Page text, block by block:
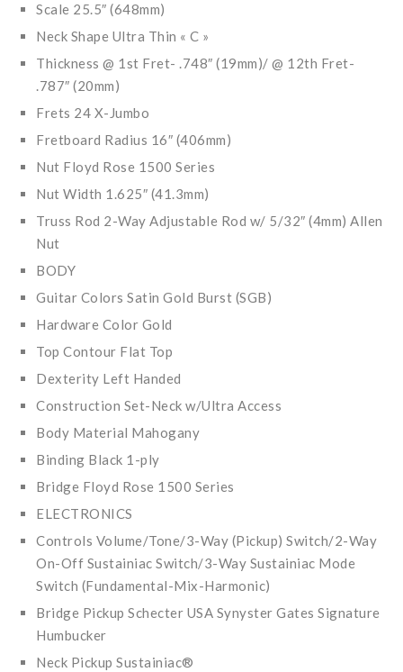
Scale 25.5″ (648mm)
Neck Shape Ultra Thin « C »
Thickness @ 1st Fret- .748″ (19mm)/ @ 12th Fret-
.787″ (20mm)
Frets 24 X-Jumbo
Fretboard Radius 16″ (406mm)
Nut Floyd Rose 1500 Series
Nut Width 1.625″ (41.3mm)
Truss Rod 2-Way Adjustable Rod w/ 5/32″ (4mm) Allen
Nut
BODY
Guitar Colors Satin Gold Burst (SGB)
Hardware Color Gold
Top Contour Flat Top
Dexterity Left Handed
Construction Set-Neck w/Ultra Access
Body Material Mahogany
Binding Black 1-ply
Bridge Floyd Rose 1500 Series
ELECTRONICS
Controls Volume/Tone/3-Way (Pickup) Switch/2-Way
On-Off Sustainiac Switch/3-Way Sustainiac Mode
Switch (Fundamental-Mix-Harmonic)
Bridge Pickup Schecter USA Synyster Gates Signature
Humbucker
Neck Pickup Sustainiac®